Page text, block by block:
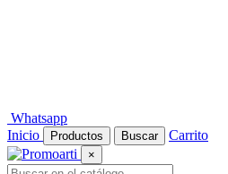
Whatsapp
Inicio
Productos Buscar Carrito
×